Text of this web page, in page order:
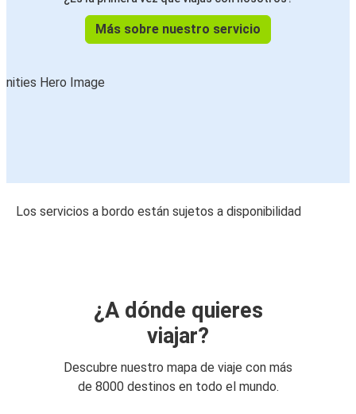
Más sobre nuestro servicio
Los servicios a bordo están sujetos a disponibilidad
¿A dónde quieres
viajar?
Descubre nuestro mapa de viaje con más
de 8000 destinos en todo el mundo.